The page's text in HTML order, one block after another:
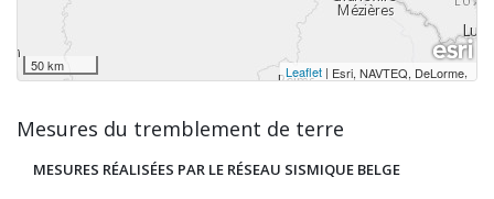
50 km Leaflet | Esri, NAVTEQ, DeLorme,
Mesures du tremblement de terre
MESURES RÉALISÉES PAR LE RÉSEAU SISMIQUE BELGE